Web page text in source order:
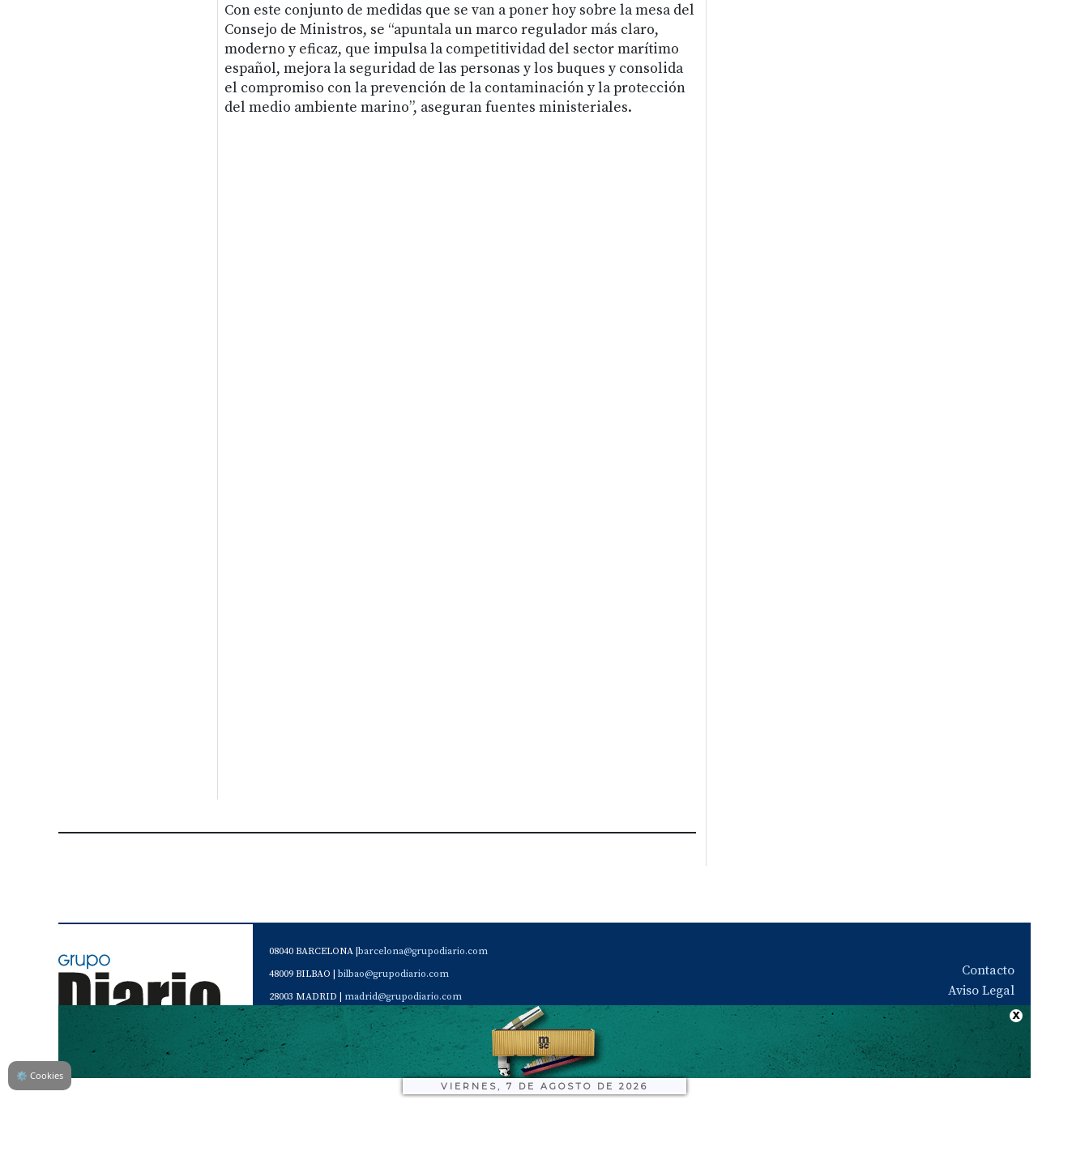
VIERNES, 7 DE AGOSTO DE 2026
Con este conjunto de medidas que se van a poner hoy sobre la mesa del
Consejo de Ministros, se “apuntala un marco regulador más claro,
moderno y eficaz, que impulsa la competitividad del sector marítimo
español, mejora la seguridad de las personas y los buques y consolida
el compromiso con la prevención de la contaminación y la protección
del medio ambiente marino”, aseguran fuentes ministeriales.
08040 BARCELONA | barcelona@grupodiario.com
48009 BILBAO | bilbao@grupodiario.com
28003 MADRID | madrid@grupodiario.com
46120 Alboraya. VALENCIA |
valencia@grupodiario.com
Servicio de Atención al Socio Suscriptor | sas@grupodiario.com
Teléfono de contacto de Diario del Puerto: 96 330 18 32
Contacto
Aviso Legal
Quiénes somos
Política de privacidad
⚙ Cookies